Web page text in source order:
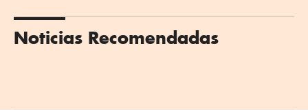
Noticias Recomendadas